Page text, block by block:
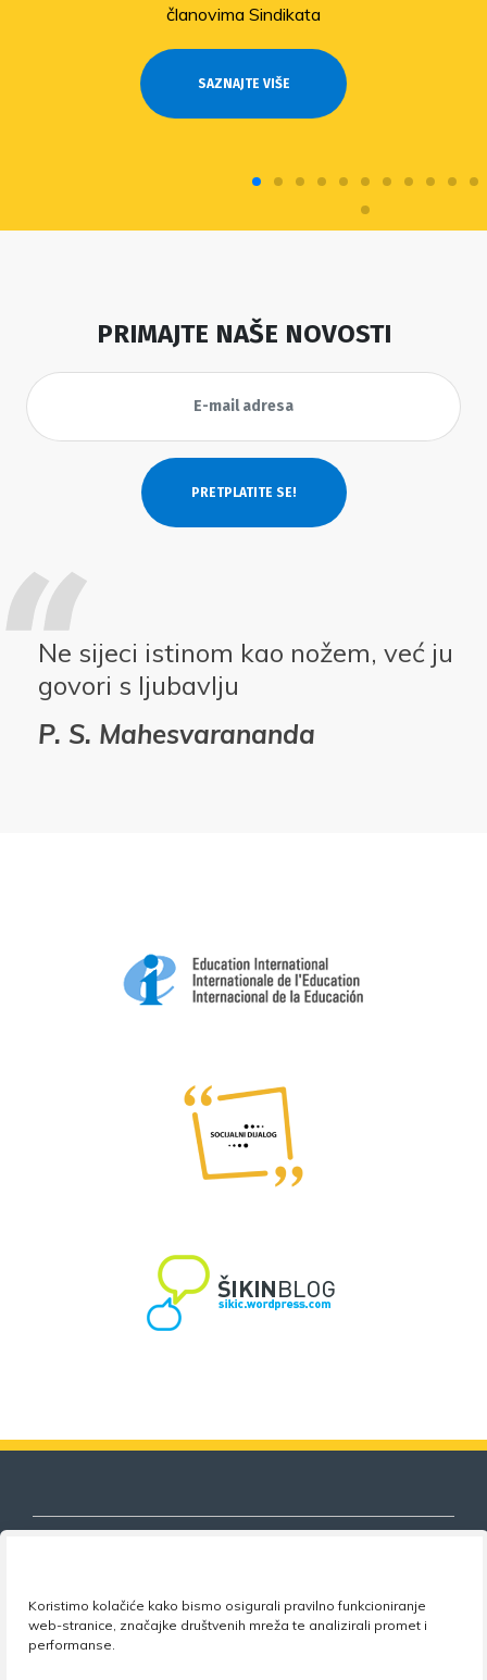
Koristimo kolačiće kako bismo osigurali pravilno funkcioniranje
web-stranice, značajke društvenih mreža te analizirali promet i
performanse.
članovima Sindikata
SAZNAJTE VIŠE
PRIMAJTE NAŠE NOVOSTI
Ne sijeci istinom kao nožem, već ju
govori s ljubavlju
P. S. Mahesvarananda
Nezavisni sindikat znanosti i visokog
obrazovanja